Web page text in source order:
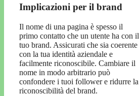
Implicazioni per il brand
Il nome di una pagina è spesso il
primo contatto che un utente ha con il
tuo brand. Assicurati che sia coerente
con la tua identità aziendale e
facilmente riconoscibile. Cambiare il
nome in modo arbitrario può
confondere i tuoi follower e ridurre la
riconoscibilità del brand.